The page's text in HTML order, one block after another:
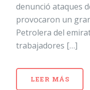
denunció ataques
provocaron un
Petrolera del
trabajadores […]
LEER MÁS